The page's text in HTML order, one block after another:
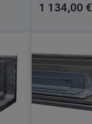
Cena
1 134,00 €